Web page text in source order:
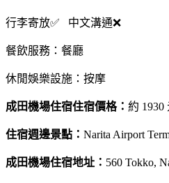
行李寄放✅ 中文溝通❌
餐飲服務：餐廳
休閒娛樂設施：按摩
成田機場住宿住宿價格： 約 1930
住宿週邊景點： Narita Airport
成田機場住宿地址： 560 Tokko,